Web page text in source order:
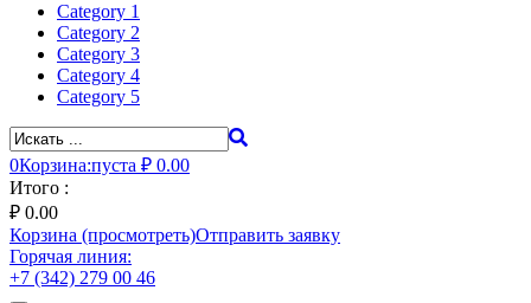
Category 1
Category 2
Category 3
Category 4
Category 5
0Корзина:пуста ₽ 0.00
Итого :
₽ 0.00
Корзина (просмотреть)Отправить заявку
Горячая линия:
+7 (342) 279 00 46